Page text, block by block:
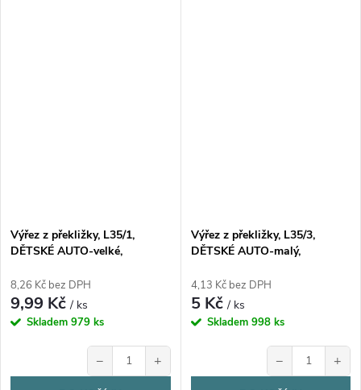
Výřez z překližky, L35/1,
DĚTSKÉ AUTO-velké,
8,26 Kč bez DPH
9,99 Kč/ ks
Skladem 979 ks
− +
Výřez z překližky, L35/3,
DĚTSKÉ AUTO-malý,
4,13 Kč bez DPH
5 Kč/ ks
Skladem 998 ks
− +